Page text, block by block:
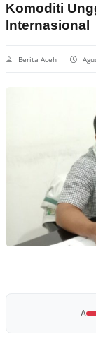
Komoditi
Internasional
Berita Aceh
A